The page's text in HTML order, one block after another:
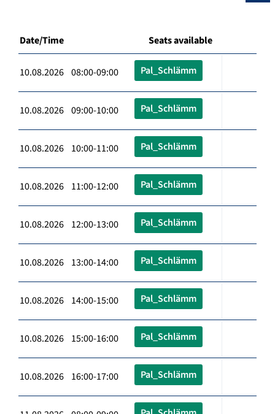
Date/Time Seats available
10.08.2026 08:00-09:00 Pal_Schlämm
10.08.2026 09:00-10:00 Pal_Schlämm
10.08.2026 10:00-11:00 Pal_Schlämm
10.08.2026 11:00-12:00 Pal_Schlämm
10.08.2026 12:00-13:00 Pal_Schlämm
10.08.2026 13:00-14:00 Pal_Schlämm
10.08.2026 14:00-15:00 Pal_Schlämm
10.08.2026 15:00-16:00 Pal_Schlämm
10.08.2026 16:00-17:00 Pal_Schlämm